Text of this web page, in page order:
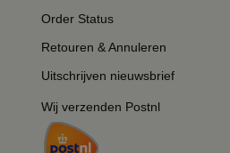
Order Status
Retouren & Annuleren
Uitschrijven nieuwsbrief
Wij verzenden Postnl